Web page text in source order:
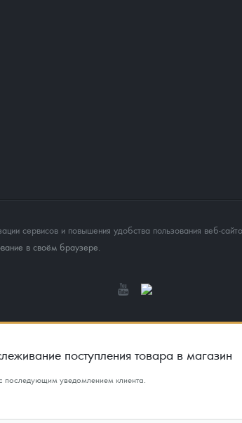
сервисов и повышения удобства пользования веб-
в своём браузере.
поступления товара в магазин
последующим уведомлением клиента.